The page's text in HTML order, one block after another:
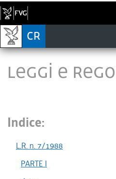
LEGGI E
Indice:
L.R. n. 7/1988
PARTE I